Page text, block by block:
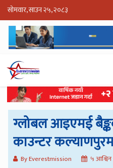
सोमवार, साउन २५, २०८३
ग्लोबल आइएमई
काउन्टर
By Everestmission ५